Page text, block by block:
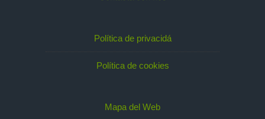
Política de privacidá
Política de cookies
Mapa del Web